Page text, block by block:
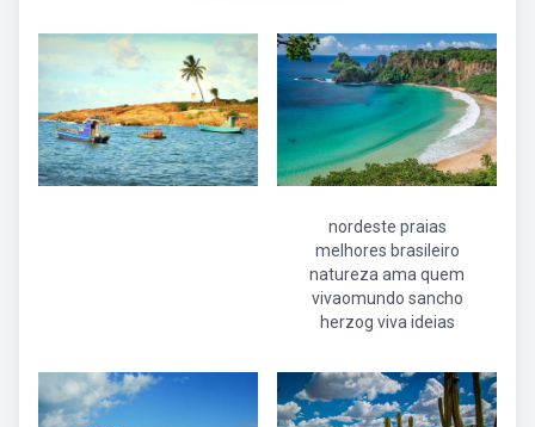
nordeste praias
melhores brasileiro
natureza ama quem
vivaomundo sancho
herzog viva ideias